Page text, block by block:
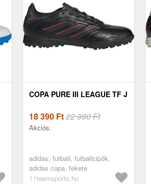
COPA PURE III LEAGUE TF J
18 390 Ft22 990 Ft
Akciós.
adidas, futball, futballcipők,
adidas copa, fekete
11teamsports.hu